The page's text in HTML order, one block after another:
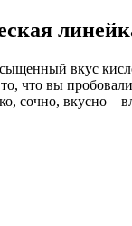
вкус
что вы
сочно, вкусно –